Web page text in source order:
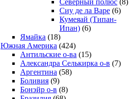
Сиу де ла Варе (6)
Кумеяай (Типан-
Ипан) (6)
Ямайка (18)
Южная Америка (424)
Антильские о-ва (15)
Александра Селькирка о-в (7)
Аргентина (58)
Боливия (9)
Бонэйр о-в (8)